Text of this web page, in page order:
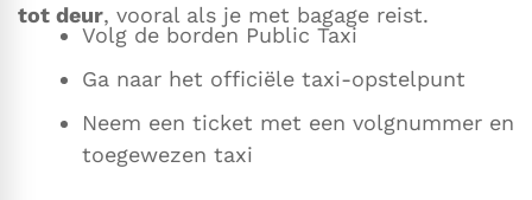
tot deur, vooral als je met bagage reist.
Volg de borden Public Taxi
Ga naar het officiële taxi-opstelpunt
Neem een ticket met een volgnummer en
toegewezen taxi